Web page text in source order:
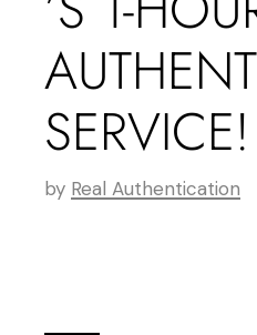
SERVICE!
by Real Authentication